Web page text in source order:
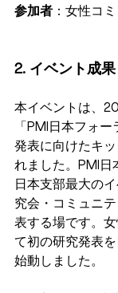
参加者 ：女性コ
2. イベント成果
本イベントは、
「PMI日本フォ
発表に向けたキ
れました。PMI日
日本支部最大の
究会・コミュニ
表する場です。
て初の研究発表
始動しました。